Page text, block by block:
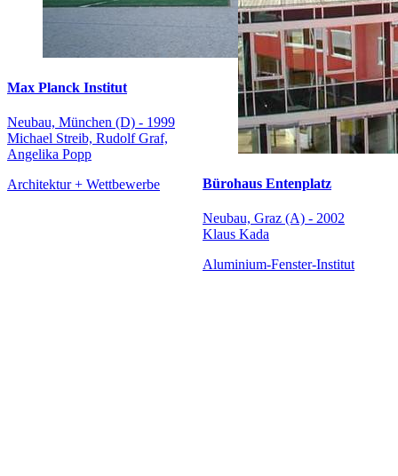
Max Planck Institut
Neubau, München (D) - 1999
Michael Streib, Rudolf Graf,
Angelika Popp
Architektur + Wettbewerbe
Bürohaus Entenplatz
Neubau, Graz (A) - 2002
Klaus Kada
Aluminium-Fenster-Institut